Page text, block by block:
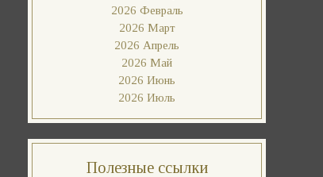
2026 Февраль
2026 Март
2026 Апрель
2026 Май
2026 Июнь
2026 Июль
Полезные ссылки